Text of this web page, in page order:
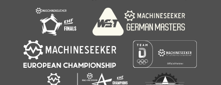
空気圧 アクチュエータ